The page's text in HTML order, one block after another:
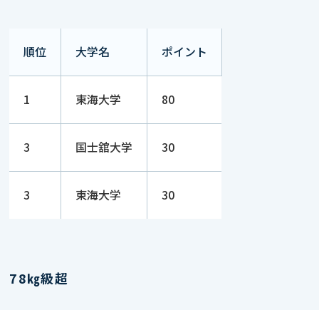
順位 大学名 ポイント
1 東海大学 80
3 国士舘大学 30
3 東海大学 30
78㎏級超